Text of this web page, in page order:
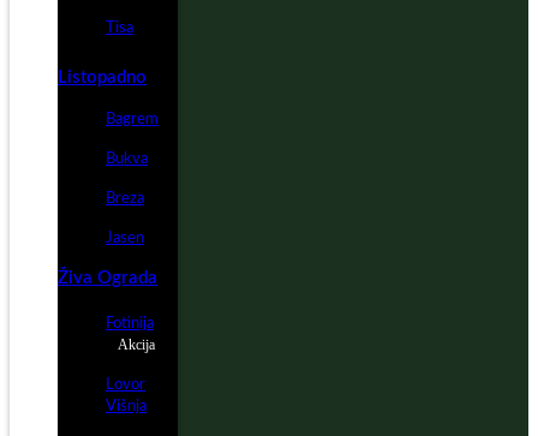
Tisa
Listopadno
Bagrem
Bukva
Breza
Jasen
Živa Ograda
Fotinija
Akcija
Lovor
Višnja